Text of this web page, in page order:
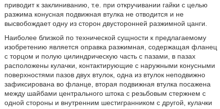
приводит к заклиниванию, т.е. при откручивании гайки с целью
разжима конусная подвижная втулка не отводится и не
высвобождает одну из сторон двусторонней разжимной цанги.
Наиболее близкой по технической сущности к предлагаемому
изобретению является оправка разжимная, содержащая фланец
с торцом и полую цилиндрическую часть с пазами, в пазах
расположены кулачки, контактирующие с наружными конусными
поверхностями пазов двух втулок, одна из втулок неподвижно
зафиксирована во фланце, вторая подвижная втулка посажена
между шайбами центрального штока с резьбовым стержнем с
одной стороны и внутренним шестигранником с другой, кулачки